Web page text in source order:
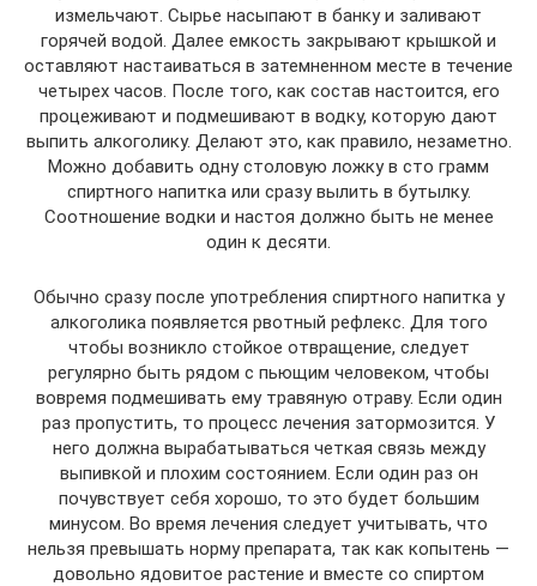
измельчают. Сырье насыпают в банку и заливают
горячей водой. Далее емкость закрывают крышкой и
оставляют настаиваться в затемненном месте в течение
четырех часов. После того, как состав настоится, его
процеживают и подмешивают в водку, которую дают
выпить алкоголику. Делают это, как правило, незаметно.
Можно добавить одну столовую ложку в сто грамм
спиртного напитка или сразу вылить в бутылку.
Соотношение водки и настоя должно быть не менее
один к десяти.
Обычно сразу после употребления спиртного напитка у
алкоголика появляется рвотный рефлекс. Для того
чтобы возникло стойкое отвращение, следует
регулярно быть рядом с пьющим человеком, чтобы
вовремя подмешивать ему травяную отраву. Если один
раз пропустить, то процесс лечения затормозится. У
него должна вырабатываться четкая связь между
выпивкой и плохим состоянием. Если один раз он
почувствует себя хорошо, то это будет большим
минусом. Во время лечения следует учитывать, что
нельзя превышать норму препарата, так как копытень —
довольно ядовитое растение и вместе со спиртом